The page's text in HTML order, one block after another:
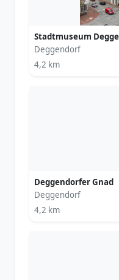
Stadtmuseum
Deggendorf
4,2 km
Deggendorfer Gnad
Deggendorf
4,2 km